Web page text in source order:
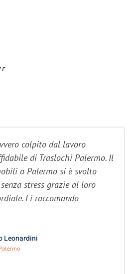
colpito dal lavoro
di Traslochi Palermo. Il
a Palermo si è svolto
stress grazie al loro
Li raccomando
Leonardini